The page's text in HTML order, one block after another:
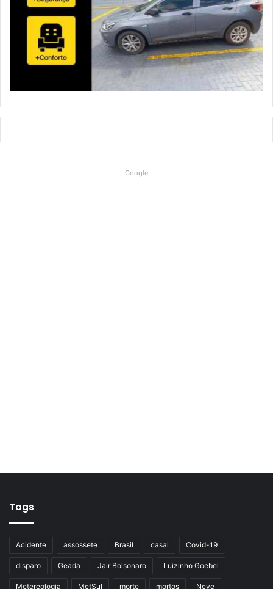
Google
Tags
Acidente assossete Brasil casal Covid-19
disparo Geada Jair Bolsonaro Luizinho Goebel
Metereologia MetSul morte mortos Neve